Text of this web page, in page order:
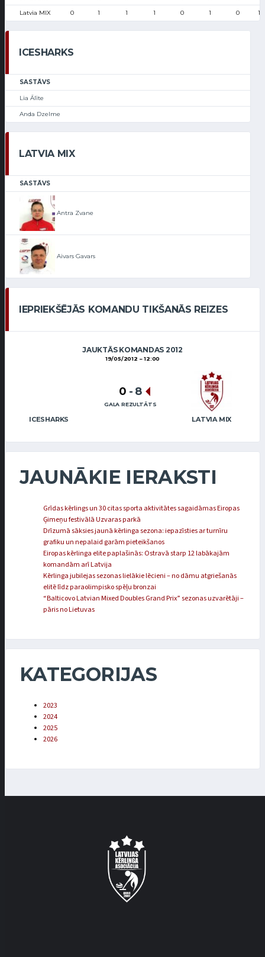
Latvia MIX 0 1 1 1 0 1 0
ICESHARKS
SASTĀVS
Lia Ālīte
Anda Dzelme
LATVIA MIX
SASTĀVS
Antra Zvane
Aivars Gavars
IEPRIEKŠĒJĀS KOMANDU TIKŠANĀS REIZES
JAUKTĀS KOMANDAS 2012
19/05/2012 12:00
ICESHARKS LATVIA MIX
0 - 8
GALA REZULTĀTS
JAUNĀKIE IERAKSTI
Grīdas kērlings un 30 citas sporta aktivitātes sagaidāmas Eiropas
Ģimeņu festivālā Uzvaras parkā
Drīzumā sāksies jaunā kērlinga sezona: iepazīsties ar turnīru
grafiku un nepalaid garām pieteikšanos
Eiropas kērlinga elite paplašinās: Ostravā starp 12 labākajām
komandām arī Latvija
Kērlinga jubilejas sezonas lielākie lēcieni – no dāmu atgriešanās
elitē līdz paraolimpisko spēļu bronzai
“Balticovo Latvian Mixed Doubles Grand Prix” sezonas uzvarētāji –
pāris no Lietuvas
KATEGORIJAS
2023
2024
2025
2026